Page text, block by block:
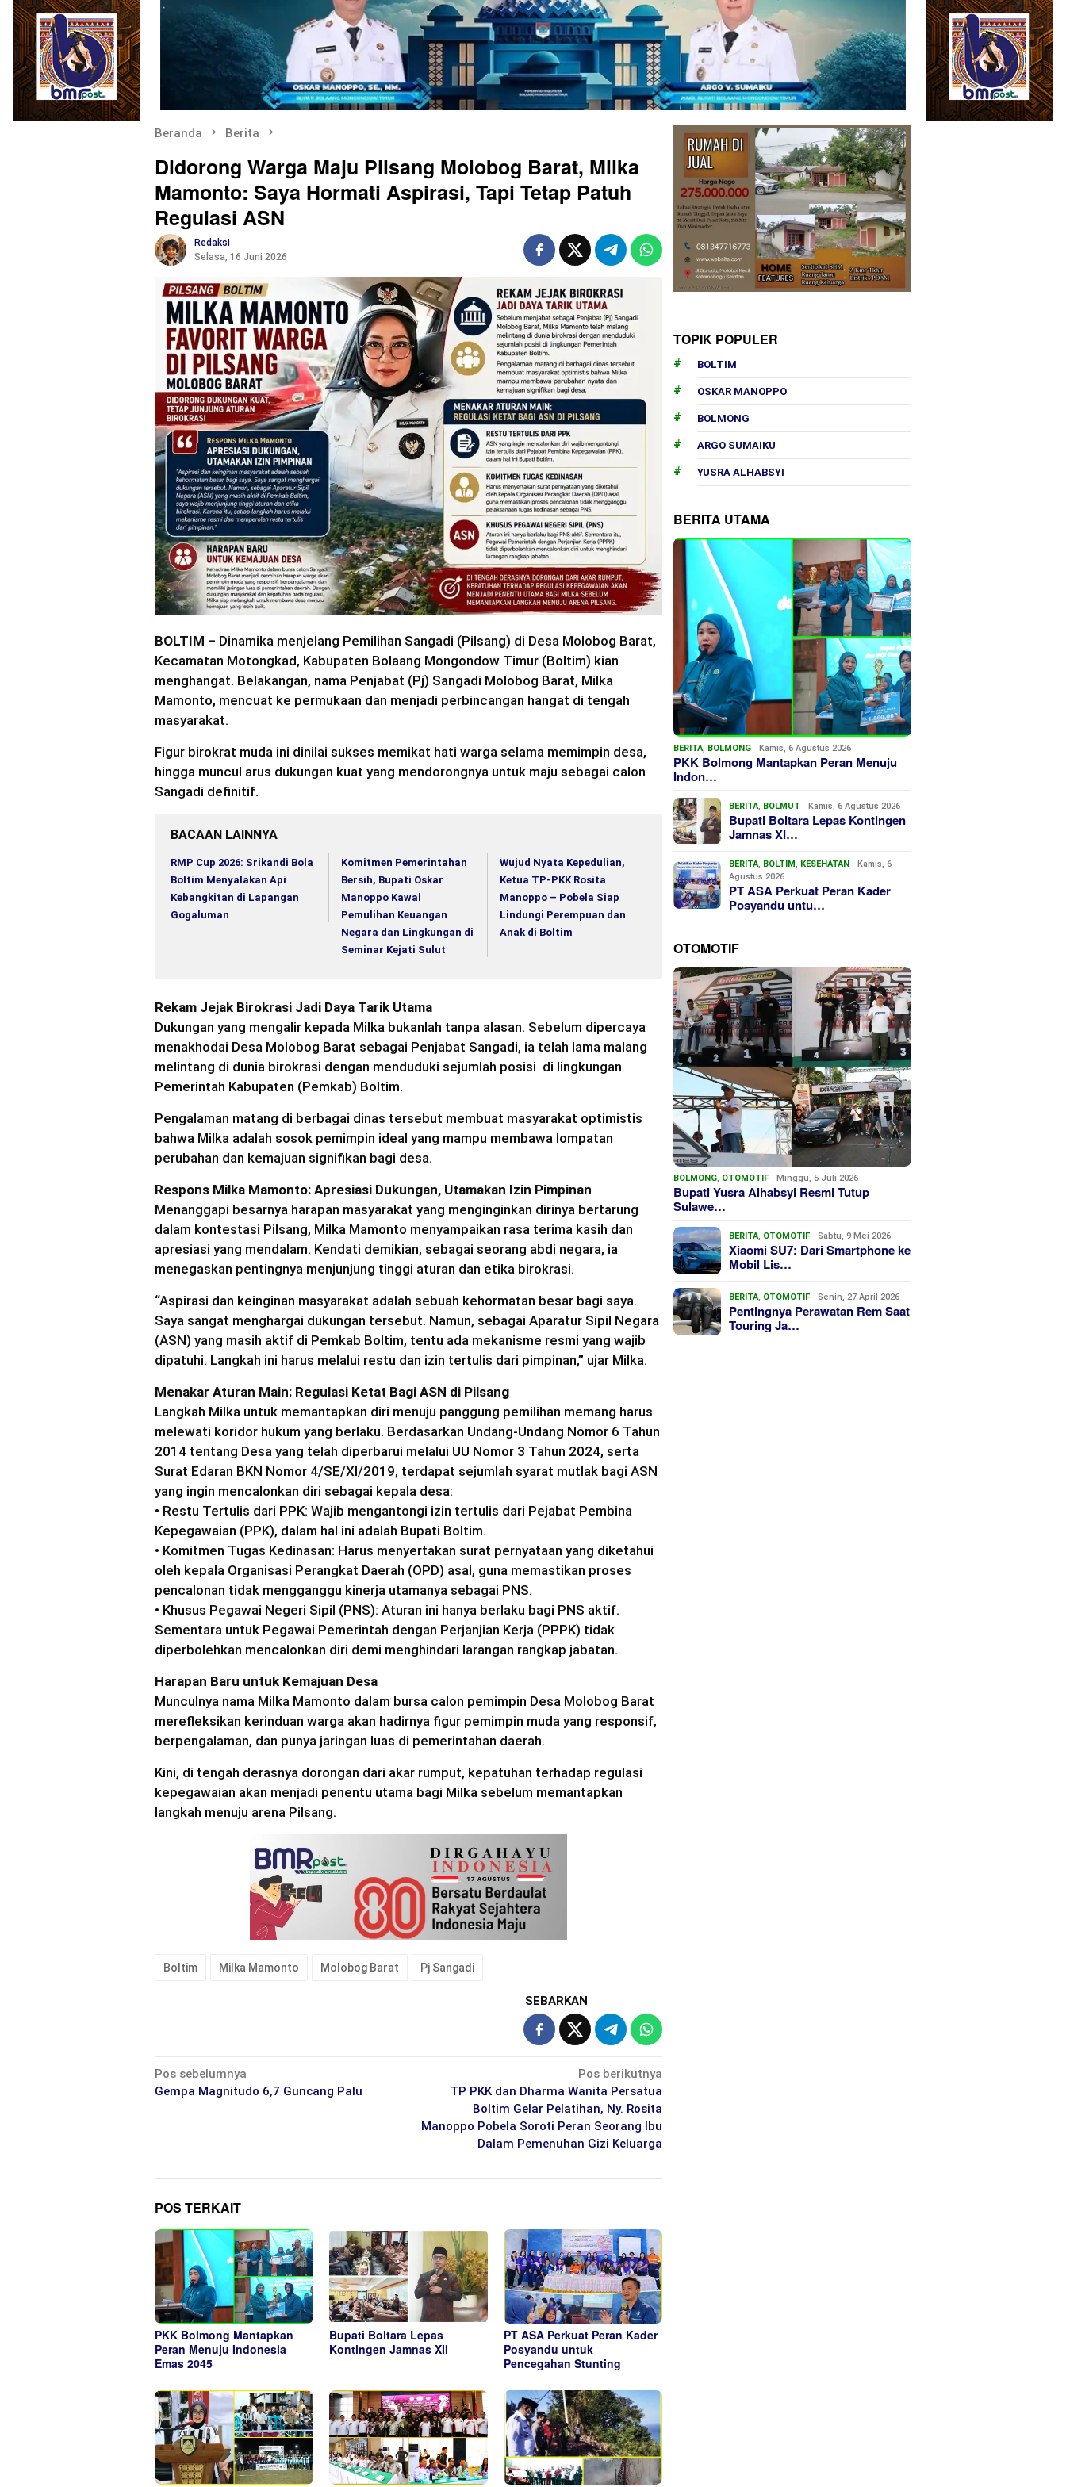
Beranda Berita
Didorong Warga Maju Pilsang Molobog Barat, Milka
Mamonto: Saya Hormati Aspirasi, Tapi Tetap Patuh
Regulasi ASN
Redaksi
Selasa, 16 Juni 2026
BOLTIM – Dinamika menjelang Pemilihan Sangadi (Pilsang) di Desa Molobog Barat,
Kecamatan Motongkad, Kabupaten Bolaang Mongondow Timur (Boltim) kian
menghangat. Belakangan, nama Penjabat (Pj) Sangadi Molobog Barat, Milka
Mamonto, mencuat ke permukaan dan menjadi perbincangan hangat di tengah
masyarakat.
Figur birokrat muda ini dinilai sukses memikat hati warga selama memimpin desa,
hingga muncul arus dukungan kuat yang mendorongnya untuk maju sebagai calon
Sangadi definitif.
BACAAN LAINNYA
RMP Cup 2026: Srikandi Bola
Boltim Menyalakan Api
Kebangkitan di Lapangan
Gogaluman
Komitmen Pemerintahan
Bersih, Bupati Oskar
Manoppo Kawal
Pemulihan Keuangan
Negara dan Lingkungan di
Seminar Kejati Sulut
Wujud Nyata Kepedulian,
Ketua TP-PKK Rosita
Manoppo – Pobela Siap
Lindungi Perempuan dan
Anak di Boltim
Rekam Jejak Birokrasi Jadi Daya Tarik Utama
Dukungan yang mengalir kepada Milka bukanlah tanpa alasan. Sebelum dipercaya
menakhodai Desa Molobog Barat sebagai Penjabat Sangadi, ia telah lama malang
melintang di dunia birokrasi dengan menduduki sejumlah posisi di lingkungan
Pemerintah Kabupaten (Pemkab) Boltim.
Pengalaman matang di berbagai dinas tersebut membuat masyarakat optimistis
bahwa Milka adalah sosok pemimpin ideal yang mampu membawa lompatan
perubahan dan kemajuan signifikan bagi desa.
Respons Milka Mamonto: Apresiasi Dukungan, Utamakan Izin Pimpinan
Menanggapi besarnya harapan masyarakat yang menginginkan dirinya bertarung
dalam kontestasi Pilsang, Milka Mamonto menyampaikan rasa terima kasih dan
apresiasi yang mendalam. Kendati demikian, sebagai seorang abdi negara, ia
menegaskan pentingnya menjunjung tinggi aturan dan etika birokrasi.
“Aspirasi dan keinginan masyarakat adalah sebuah kehormatan besar bagi saya.
Saya sangat menghargai dukungan tersebut. Namun, sebagai Aparatur Sipil Negara
(ASN) yang masih aktif di Pemkab Boltim, tentu ada mekanisme resmi yang wajib
dipatuhi. Langkah ini harus melalui restu dan izin tertulis dari pimpinan,” ujar Milka.
Menakar Aturan Main: Regulasi Ketat Bagi ASN di Pilsang
Langkah Milka untuk memantapkan diri menuju panggung pemilihan memang harus
melewati koridor hukum yang berlaku. Berdasarkan Undang-Undang Nomor 6 Tahun
2014 tentang Desa yang telah diperbarui melalui UU Nomor 3 Tahun 2024, serta
Surat Edaran BKN Nomor 4/SE/XI/2019, terdapat sejumlah syarat mutlak bagi ASN
yang ingin mencalonkan diri sebagai kepala desa:
• Restu Tertulis dari PPK: Wajib mengantongi izin tertulis dari Pejabat Pembina
Kepegawaian (PPK), dalam hal ini adalah Bupati Boltim.
• Komitmen Tugas Kedinasan: Harus menyertakan surat pernyataan yang diketahui
oleh kepala Organisasi Perangkat Daerah (OPD) asal, guna memastikan proses
pencalonan tidak mengganggu kinerja utamanya sebagai PNS.
• Khusus Pegawai Negeri Sipil (PNS): Aturan ini hanya berlaku bagi PNS aktif.
Sementara untuk Pegawai Pemerintah dengan Perjanjian Kerja (PPPK) tidak
diperbolehkan mencalonkan diri demi menghindari larangan rangkap jabatan.
Harapan Baru untuk Kemajuan Desa
Munculnya nama Milka Mamonto dalam bursa calon pemimpin Desa Molobog Barat
merefleksikan kerinduan warga akan hadirnya figur pemimpin muda yang responsif,
berpengalaman, dan punya jaringan luas di pemerintahan daerah.
Kini, di tengah derasnya dorongan dari akar rumput, kepatuhan terhadap regulasi
kepegawaian akan menjadi penentu utama bagi Milka sebelum memantapkan
langkah menuju arena Pilsang.
Boltim Milka Mamonto Molobog Barat Pj Sangadi
SEBARKAN
Navigasi
pos
Pos sebelumnya
Gempa Magnitudo 6,7 Guncang Palu
Pos berikutnya
TP PKK dan Dharma Wanita Persatua
Boltim Gelar Pelatihan, Ny. Rosita
Manoppo Pobela Soroti Peran Seorang Ibu
Dalam Pemenuhan Gizi Keluarga
POS TERKAIT
PKK Bolmong Mantapkan
Peran Menuju Indonesia
Emas 2045
Bupati Boltara Lepas
Kontingen Jamnas XII
PT ASA Perkuat Peran Kader
Posyandu untuk
Pencegahan Stunting
TOPIK POPULER
BOLTIM
OSKAR MANOPPO
BOLMONG
ARGO SUMAIKU
YUSRA ALHABSYI
BERITA UTAMA
BERITA, BOLMONG Kamis, 6 Agustus 2026
PKK Bolmong Mantapkan Peran Menuju
Indon…
BERITA, BOLMUT Kamis, 6 Agustus 2026
Bupati Boltara Lepas Kontingen
Jamnas XI…
BERITA, BOLTIM, KESEHATAN
Kamis, 6
Agustus 2026
PT ASA Perkuat Peran Kader
Posyandu untu…
OTOMOTIF
BOLMONG, OTOMOTIF Minggu, 5 Juli 2026
Bupati Yusra Alhabsyi Resmi Tutup
Sulawe…
BERITA, OTOMOTIF Sabtu, 9 Mei 2026
Xiaomi SU7: Dari Smartphone ke
Mobil Lis…
BERITA, OTOMOTIF Senin, 27 April 2026
Pentingnya Perawatan Rem Saat
Touring Ja…